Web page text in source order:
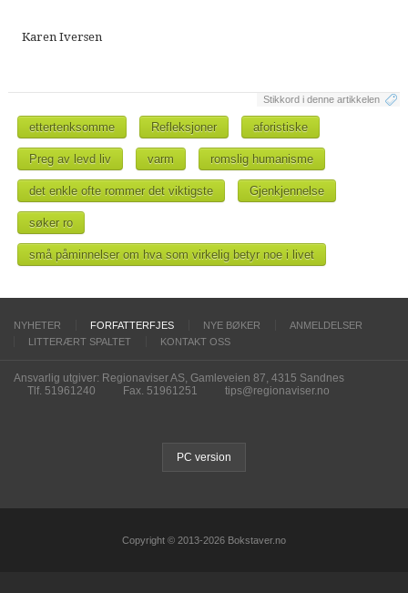
Karen Iversen
Stikkord i denne artikkelen
ettertenksomme Refleksjoner aforistiske
Preg av levd liv varm romslig humanisme
det enkle ofte rommer det viktigste Gjenkjennelse
søker ro
små påminnelser om hva som virkelig betyr noe i livet
NYHETER FORFATTERFJES NYE BØKER
ANMELDELSER
LITTERÆRT SPALTET
KONTAKT OSS
Ansvarlig utgiver: Regionaviser AS, Gamleveien 87, 4315 Sandnes
Tlf. 51961240
Fax. 51961251 tips@regionaviser.no
PC version
Copyright © 2013-2026 Bokstaver.no